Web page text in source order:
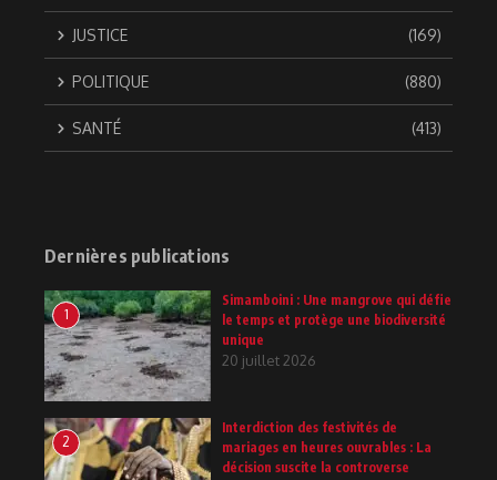
JUSTICE (169)
POLITIQUE (880)
SANTÉ (413)
Dernières publications
1
Simamboini : Une mangrove qui défie
le temps et protège une biodiversité
unique
20 juillet 2026
2
Interdiction des festivités de
mariages en heures ouvrables : La
décision suscite la controverse